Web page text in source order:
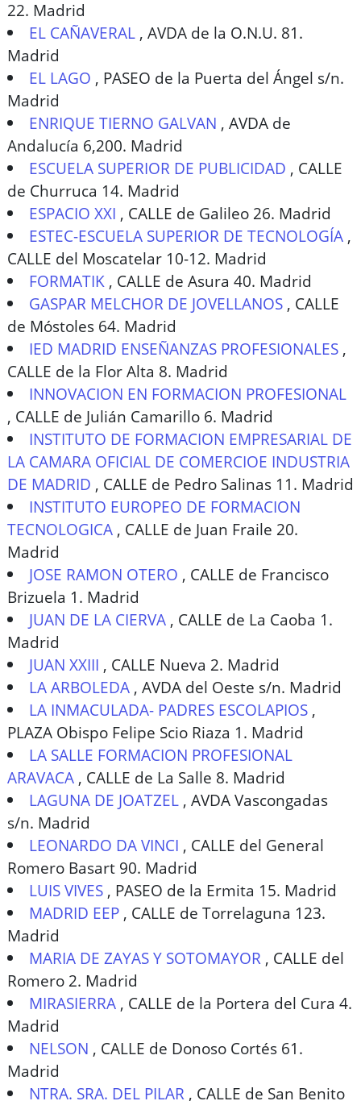
22. Madrid
EL CAÑAVERAL ,AVDA de la O.N.U. 81.
Madrid
EL LAGO , PASEO de la Puerta del Ángel s/n.
Madrid
ENRIQUE TIERNO GALVAN ,AVDA de
Andalucía 6,200. Madrid
ESCUELA SUPERIOR DE PUBLICIDAD , CALLE
de Churruca 14. Madrid
ESPACIO XXI , CALLE de Galileo 26. Madrid
ESTEC-ESCUELA SUPERIOR DE TECNOLOGÍA ,
CALLE del Moscatelar 10-12. Madrid
FORMATIK , CALLE de Asura 40. Madrid
GASPAR MELCHOR DE JOVELLANOS , CALLE
de Móstoles 64. Madrid
IED MADRID ENSEÑANZAS PROFESIONALES ,
CALLE de la Flor Alta 8. Madrid
INNOVACION EN FORMACION PROFESIONAL
, CALLE de Julián Camarillo 6. Madrid
INSTITUTO DE FORMACION EMPRESARIAL DE
LA CAMARA OFICIAL DE COMERCIOE INDUSTRIA
DE MADRID , CALLE de Pedro Salinas 11. Madrid
INSTITUTO EUROPEO DE FORMACION
TECNOLOGICA , CALLE de Juan Fraile 20.
Madrid
JOSE RAMON OTERO , CALLE de Francisco
Brizuela 1. Madrid
JUAN DE LA CIERVA , CALLE de La Caoba 1.
Madrid
JUAN XXIII , CALLE Nueva 2. Madrid
LA ARBOLEDA ,AVDA del Oeste s/n. Madrid
LA INMACULADA- PADRES ESCOLAPIOS ,
PLAZA Obispo Felipe Scio Riaza 1. Madrid
LA SALLE FORMACION PROFESIONAL
ARAVACA , CALLE de La Salle 8. Madrid
LAGUNA DE JOATZEL ,AVDA Vascongadas
s/n. Madrid
LEONARDO DA VINCI , CALLE del General
Romero Basart 90. Madrid
LUIS VIVES , PASEO de la Ermita 15. Madrid
MADRID EEP , CALLE de Torrelaguna 123.
Madrid
MARIA DE ZAYAS Y SOTOMAYOR , CALLE del
Romero 2. Madrid
MIRASIERRA , CALLE de la Portera del Cura 4.
Madrid
NELSON , CALLE de Donoso Cortés 61.
Madrid
NTRA. SRA. DEL PILAR , CALLE de San Benito